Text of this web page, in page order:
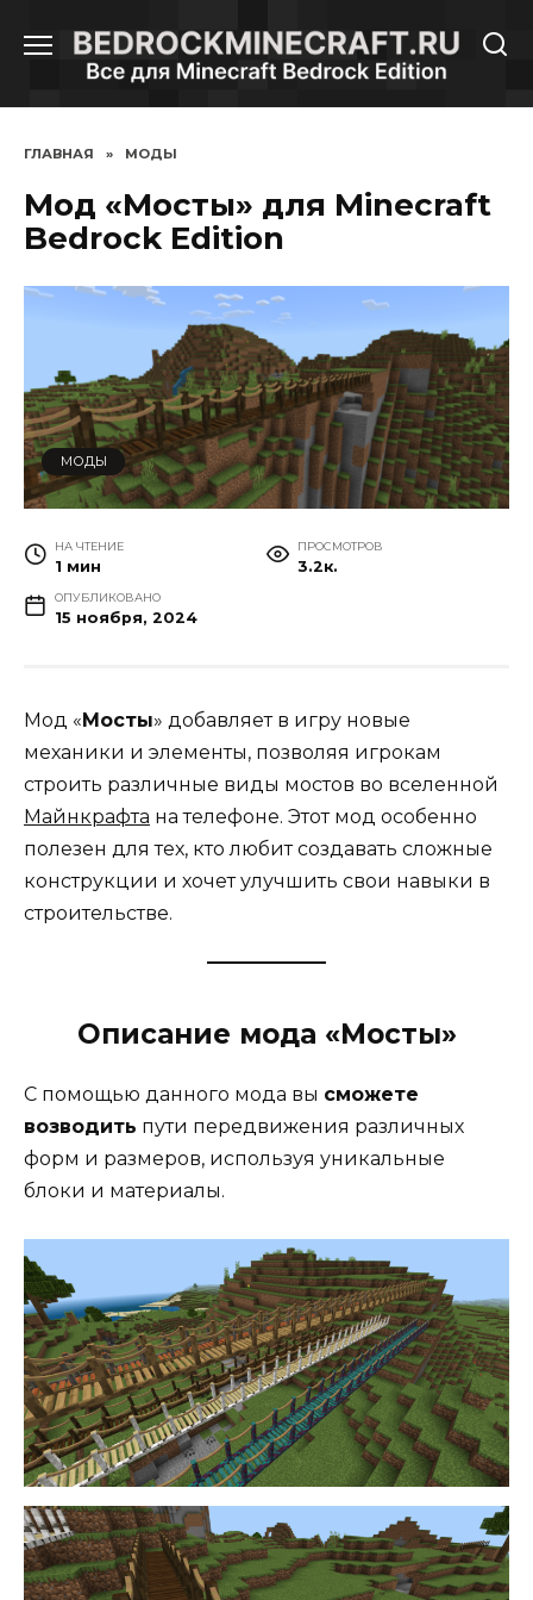
содержанию
ГЛАВНАЯ » МОДЫ
Мод «Мосты» для Minecraft
Bedrock Edition
МОДЫ
НА ЧТЕНИЕ
1 мин
ПРОСМОТРОВ
3.2к.
ОПУБЛИКОВАНО
15 ноября, 2024
Мод «Мосты» добавляет в игру новые
механики и элементы, позволяя игрокам
строить различные виды мостов во вселенной
Майнкрафта на телефоне. Этот мод особенно
полезен для тех, кто любит создавать сложные
конструкции и хочет улучшить свои навыки в
строительстве.
Описание мода «Мосты»
С помощью данного мода вы сможете
возводить пути передвижения различных
форм и размеров, используя уникальные
блоки и материалы.